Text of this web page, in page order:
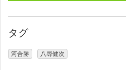
タグ
河合勝 八尋健次